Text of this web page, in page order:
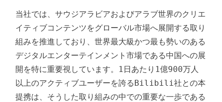
当社では、サウジアラビアおよびアラブ世界のクリエ
イティブコンテンツをグローバル市場へ展開する取り
組みを推進しており、世界最大級かつ最も勢いのある
デジタルエンターテインメント市場である中国への展
開を特に重要視しています。1日あたり1億900万人
以上のアクティブユーザーを誇るBilibili社との本
提携は、そうした取り組みの中での重要な一歩である